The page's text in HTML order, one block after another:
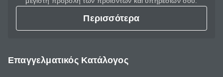
Περισσότερα
Επαγγελματικός Κατάλογος